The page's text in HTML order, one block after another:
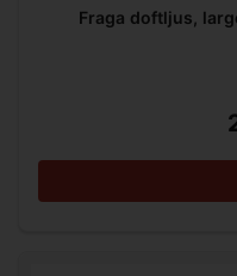
Fraga doftljus,